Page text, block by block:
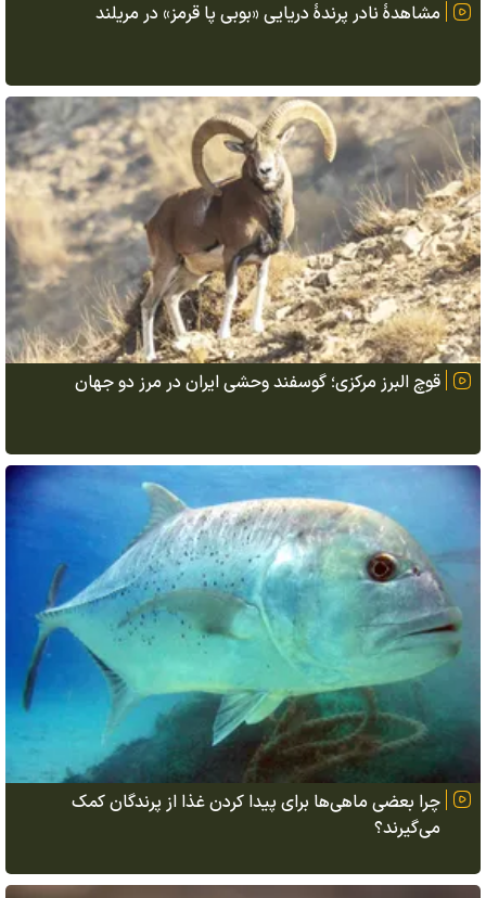
مشاهدهٔ نادر پرندهٔ دریایی «بوبی پا قرمز» در مریلند
قوچ البرز مرکزی؛ گوسفند وحشی ایران در مرز دو جهان
چرا بعضی ماهی‌ها برای پیدا کردن غذا از پرندگان کمک
می‌گیرند؟